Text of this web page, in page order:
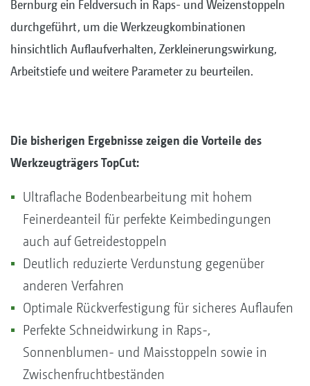
Bernburg ein Feldversuch in Raps- und Weizenstoppeln
durchgeführt, um die Werkzeugkombinationen
hinsichtlich Auflaufverhalten, Zerkleinerungswirkung,
Arbeitstiefe und weitere Parameter zu beurteilen.
Die bisherigen Ergebnisse zeigen die Vorteile des
Werkzeugträgers TopCut:
Ultraflache Bodenbearbeitung mit hohem
Feinerdeanteil für perfekte Keimbedingungen
auch auf Getreidestoppeln
Deutlich reduzierte Verdunstung gegenüber
anderen Verfahren
Optimale Rückverfestigung für sicheres Auflaufen
Perfekte Schneidwirkung in Raps-,
Sonnenblumen- und Maisstoppeln sowie in
Zwischenfruchtbeständen